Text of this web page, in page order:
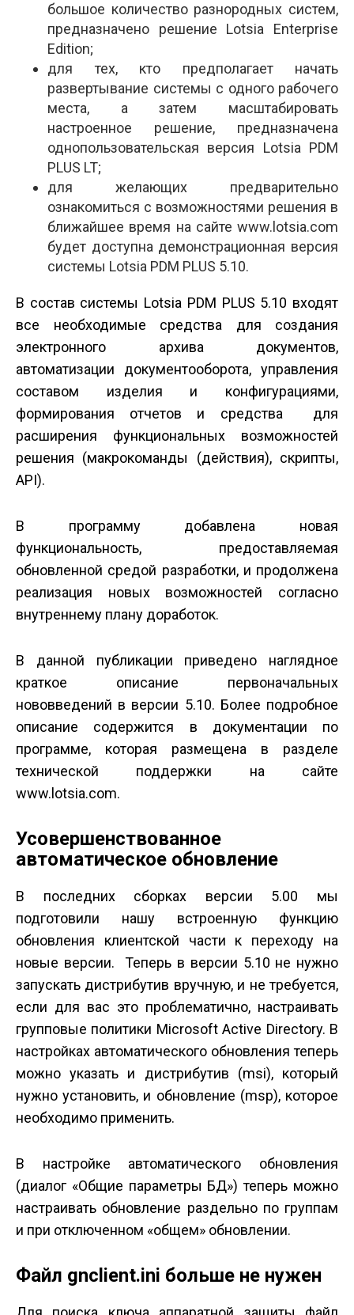
большое количество разнородных систем,
предназначено решение Lotsia Enterprise
Edition;
для тех, кто предполагает начать
развертывание системы с одного рабочего
места, а затем масштабировать
настроенное решение, предназначена
однопользовательская версия Lotsia PDM
PLUS LT;
для желающих предварительно
ознакомиться с возможностями решения в
ближайшее время на сайте www.lotsia.com
будет доступна демонстрационная версия
системы Lotsia PDM PLUS 5.10.
В состав системы Lotsia PDM PLUS 5.10 входят
все необходимые средства для создания
электронного архива документов,
автоматизации документооборота, управления
составом изделия и конфигурациями,
формирования отчетов и средства для
расширения функциональных возможностей
решения (макрокоманды (действия), скрипты,
API).
В программу добавлена новая
функциональность, предоставляемая
обновленной средой разработки, и продолжена
реализация новых возможностей согласно
внутреннему плану доработок.
В данной публикации приведено наглядное
краткое описание первоначальных
нововведений в версии 5.10. Более подробное
описание содержится в документации по
программе, которая размещена в разделе
технической поддержки на сайте
www.lotsia.com.
Усовершенствованное
автоматическое обновление
В последних сборках версии 5.00 мы
подготовили нашу встроенную функцию
обновления клиентской части к переходу на
новые версии. Теперь в версии 5.10 не нужно
запускать дистрибутив вручную, и не требуется,
если для вас это проблематично, настраивать
групповые политики Microsoft Active Directory. В
настройках автоматического обновления теперь
можно указать и дистрибутив (msi), который
нужно установить, и обновление (msp), которое
необходимо применить.
В настройке автоматического обновления
(диалог «Общие параметры БД») теперь можно
настраивать обновление раздельно по группам
и при отключенном «общем» обновлении.
Файл gnclient.ini больше не нужен